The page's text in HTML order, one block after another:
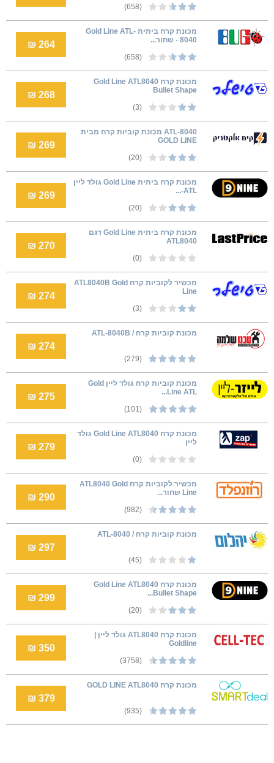
(658)
מכונת קרח ביתית Gold Line ATL-
8040 - שחור...
(658)
264 ₪
מכונת קרח Gold Line ATL8040
Bullet Shape
(3)
268 ₪
ATL-8040 מכונת קוביות קרח מבית
GOLD LINE
(20)
269 ₪
מכונת קרח ביתית Gold Line גולד ליין
ATL-...
(20)
269 ₪
מכונת קרח ביתית Gold Line דגם
ATL8040
(0)
270 ₪
מכשיר לקוביות קרח ATL8040B Gold
Line
(3)
274 ₪
מכונת קוביות קרח / ATL-8040B
(279)
274 ₪
מכונת קוביות קרח גולד ליין Gold
Line ATL...
(101)
275 ₪
‏מכונת קרח Gold Line ATL8040 גולד
ליין
(0)
279 ₪
מכשיר לקוביות קרח ATL8040 Gold
Line שחור...
(982)
290 ₪
מכונת קוביות קרח / ATL-8040
(45)
297 ₪
‏מכונת קרח Gold Line ATL8040
Bullet Shape...
(20)
299 ₪
‏מכונת קרח ATL8040 גולד ליין |
Goldline
(3758)
350 ₪
מכונת קרח GOLD LINE ATL8040
(935)
379 ₪